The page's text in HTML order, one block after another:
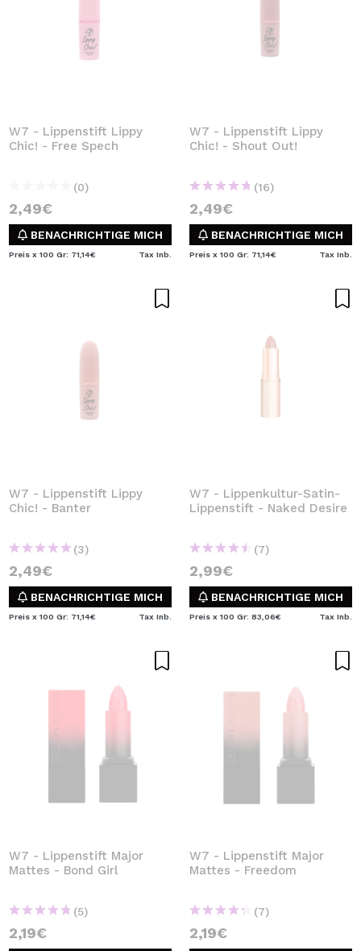
W7 - Lippenstift Lippy
Chic! - Free Spech
(0)
2,49€
BENACHRICHTIGE MICH
Preis x 100 Gr: 71,14€ Tax Inb.
W7 - Lippenstift Lippy
Chic! - Shout Out!
(16)
2,49€
BENACHRICHTIGE MICH
Preis x 100 Gr: 71,14€ Tax Inb.
W7 - Lippenstift Lippy
Chic! - Banter
(3)
2,49€
BENACHRICHTIGE MICH
Preis x 100 Gr: 71,14€ Tax Inb.
W7 - Lippenkultur-Satin-
Lippenstift - Naked Desire
(7)
2,99€
BENACHRICHTIGE MICH
Preis x 100 Gr: 83,06€ Tax Inb.
W7 - Lippenstift Major
Mattes - Bond Girl
(5)
2,19€
W7 - Lippenstift Major
Mattes - Freedom
(7)
2,19€